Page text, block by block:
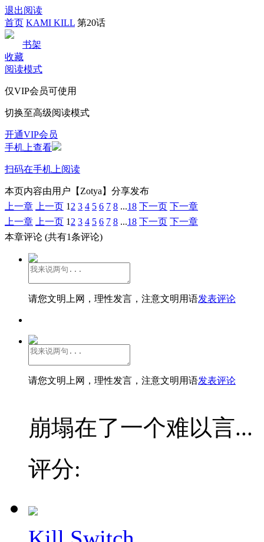
退出阅读
首页 KAMI KILL 第20话
书架
收藏
阅读模式
仅VIP会员可使用
切换至高级阅读模式
开通VIP会员
手机上查看
扫码在手机上阅读
本页内容由用户【Zotya】分享发布
上一章
上一页 1 2 3 4 5 6 7 8 ...18 下一页 下一章
上一章
上一页 1 2 3 4 5 6 7 8 ...18 下一页 下一章
本章评论 (共有1条评论)
请您文明上网，理性发言，注意文明用语发表评论
请您文明上网，理性发言，注意文明用语发表评论
崩塌在了一个难以言...
评分: